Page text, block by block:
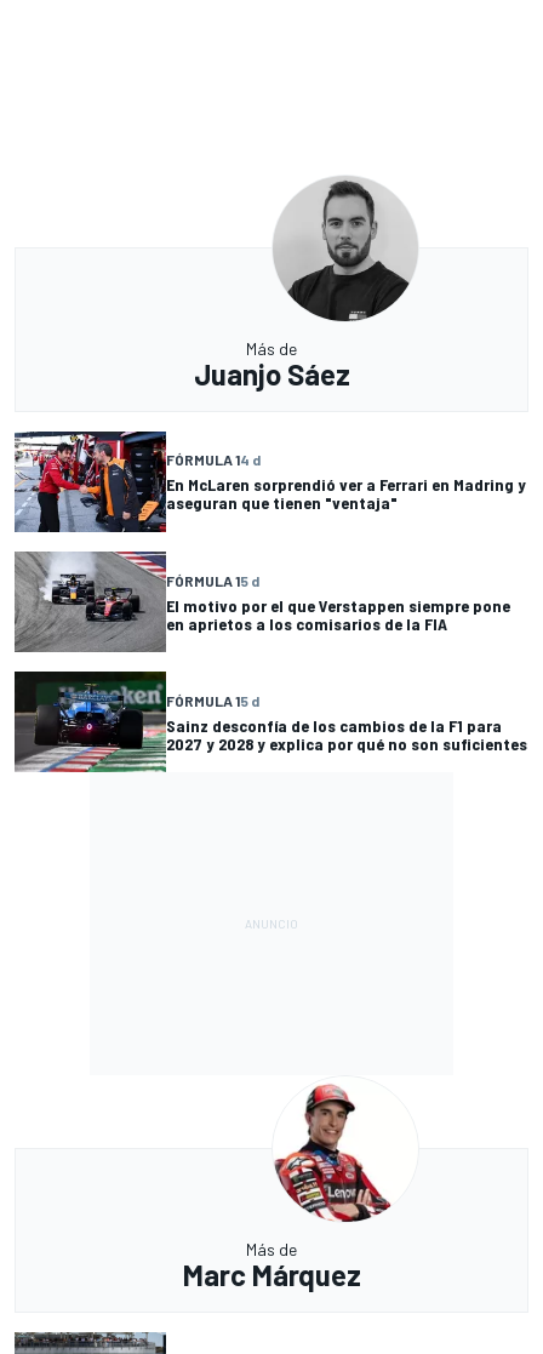
Más de
Juanjo Sáez
FÓRMULA 14 d
En McLaren sorprendió ver a Ferrari en Madring y
aseguran que tienen "ventaja"
FÓRMULA 15 d
El motivo por el que Verstappen siempre pone
en aprietos a los comisarios de la FIA
FÓRMULA 15 d
Sainz desconfía de los cambios de la F1 para
2027 y 2028 y explica por qué no son suficientes
Más de
Marc Márquez